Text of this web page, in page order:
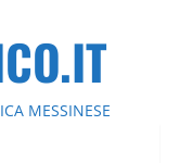
MESSINESE